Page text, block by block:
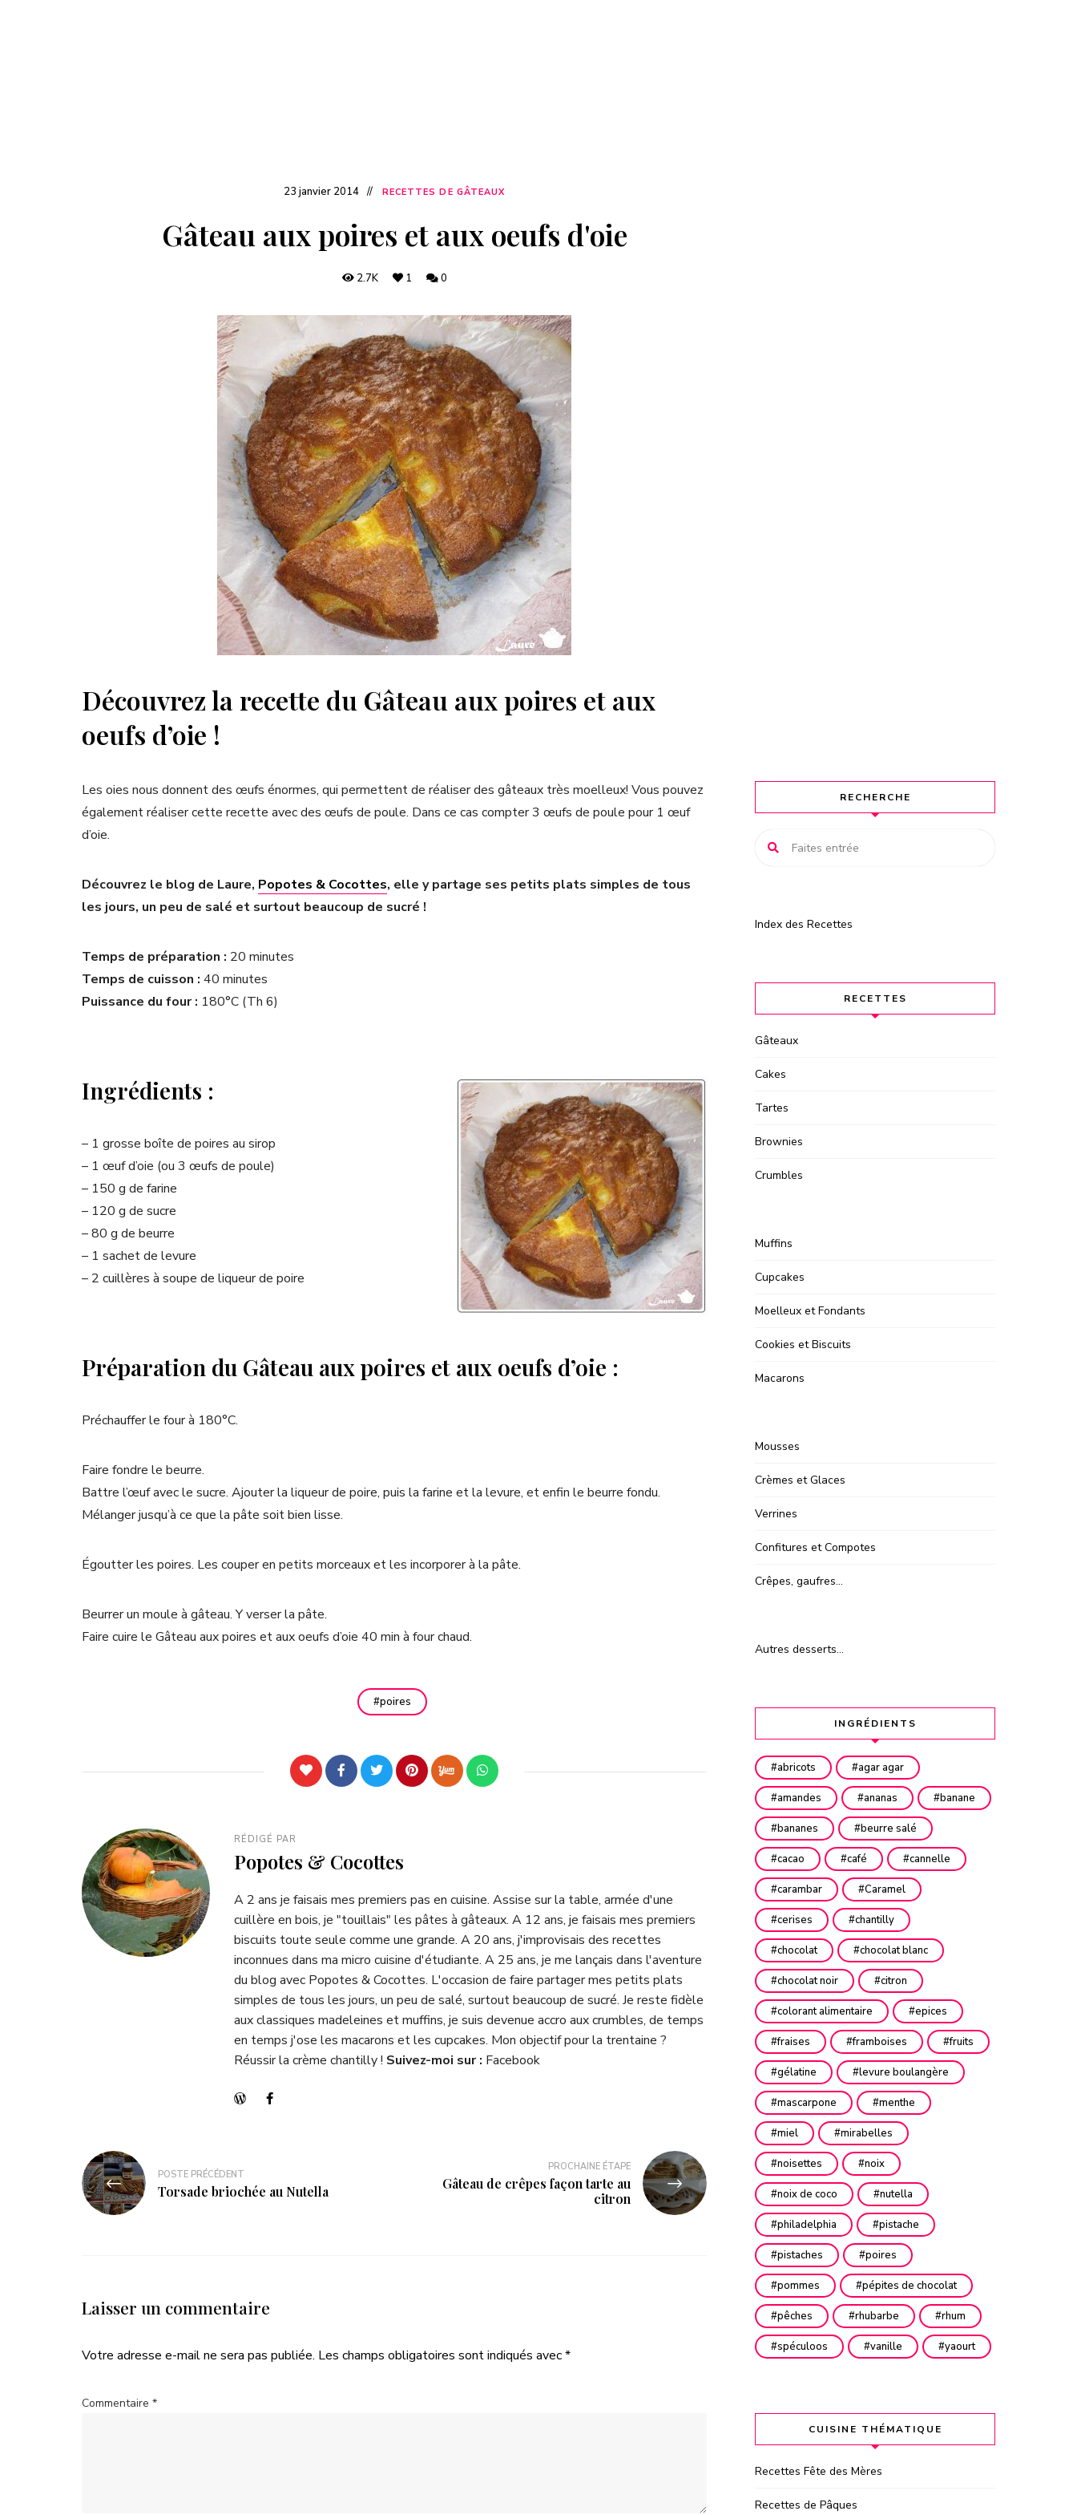
23 janvier 2014 RECETTES DE GÂTEAUX
Gâteau aux poires et aux oeufs d'oie
2.7K 1 0
Découvrez la recette du Gâteau aux poires et aux
oeufs d’oie !
Les oies nous donnent des œufs énormes, qui permettent de réaliser des gâteaux très moelleux! Vous pouvez
également réaliser cette recette avec des œufs de poule. Dans ce cas compter 3 œufs de poule pour 1 œuf
d’oie.
Découvrez le blog de Laure, Popotes & Cocottes, elle y partage ses petits plats simples de tous
les jours, un peu de salé et surtout beaucoup de sucré !
Temps de préparation : 20 minutes
Temps de cuisson : 40 minutes
Puissance du four : 180°C (Th 6)
Ingrédients :
– 1 grosse boîte de poires au sirop
– 1 œuf d’oie (ou 3 œufs de poule)
– 150 g de farine
– 120 g de sucre
– 80 g de beurre
– 1 sachet de levure
– 2 cuillères à soupe de liqueur de poire
Préparation du Gâteau aux poires et aux oeufs d’oie :
Préchauffer le four à 180°C.
Faire fondre le beurre.
Battre l’œuf avec le sucre. Ajouter la liqueur de poire, puis la farine et la levure, et enfin le beurre fondu.
Mélanger jusqu’à ce que la pâte soit bien lisse.
Égoutter les poires. Les couper en petits morceaux et les incorporer à la pâte.
Beurrer un moule à gâteau. Y verser la pâte.
Faire cuire le Gâteau aux poires et aux oeufs d’oie 40 min à four chaud.
poires
RÉDIGÉ PAR
Popotes & Cocottes
A 2 ans je faisais mes premiers pas en cuisine. Assise sur la table, armée d'une
cuillère en bois, je "touillais" les pâtes à gâteaux. A 12 ans, je faisais mes premiers
biscuits toute seule comme une grande. A 20 ans, j'improvisais des recettes
inconnues dans ma micro cuisine d'étudiante. A 25 ans, je me lançais dans l'aventure
du blog avec Popotes & Cocottes. L'occasion de faire partager mes petits plats
simples de tous les jours, un peu de salé, surtout beaucoup de sucré. Je reste fidèle
aux classiques madeleines et muffins, je suis devenue accro aux crumbles, de temps
en temps j'ose les macarons et les cupcakes. Mon objectif pour la trentaine ?
Réussir la crème chantilly ! Suivez-moi sur : Facebook
POSTE PRÉCÉDENT
Torsade briochée au Nutella
PROCHAINE ÉTAPE
Gâteau de crêpes façon tarte au
citron
Laisser un commentaire
Votre adresse e-mail ne sera pas publiée. Les champs obligatoires sont indiqués avec*
Commentaire *
RECHERCHE
Index des Recettes
RECETTES
Gâteaux
Cakes
Tartes
Brownies
Crumbles
Muffins
Cupcakes
Moelleux et Fondants
Cookies et Biscuits
Macarons
Mousses
Crèmes et Glaces
Verrines
Confitures et Compotes
Crêpes, gaufres…
Autres desserts…
INGRÉDIENTS
abricots agar agar
amandes ananas banane
bananes beurre salé
cacao café cannelle
carambar Caramel
cerises chantilly
chocolat chocolat blanc
chocolat noir citron
colorant alimentaire epices
fraises framboises fruits
gélatine levure boulangère
mascarpone menthe
miel mirabelles
noisettes noix
noix de coco nutella
philadelphia pistache
pistaches poires
pommes pépites de chocolat
pêches rhubarbe rhum
spéculoos vanille yaourt
CUISINE THÉMATIQUE
Recettes Fête des Mères
Recettes de Pâques